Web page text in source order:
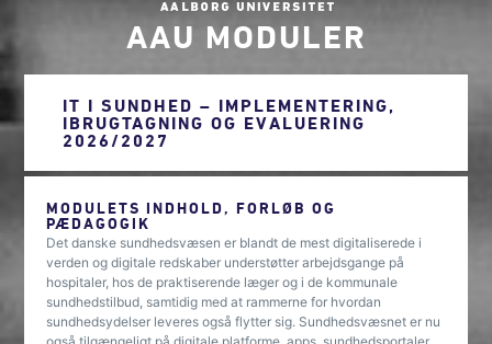
AAU MODULER
IT I SUNDHED – IMPLEMENTERING,
IBRUGTAGNING OG EVALUERING
2026/2027
MODULETS INDHOLD, FORLØB OG
PÆDAGOGIK
Det danske sundhedsvæsen er blandt de mest digitaliserede i
verden og digitale redskaber understøtter arbejdsgange på
hospitaler, hos de praktiserende læger og i de kommunale
sundhedstilbud, samtidig med at rammerne for hvordan
sundhedsydelser leveres også flytter sig. Sundhedsvæsnet er nu